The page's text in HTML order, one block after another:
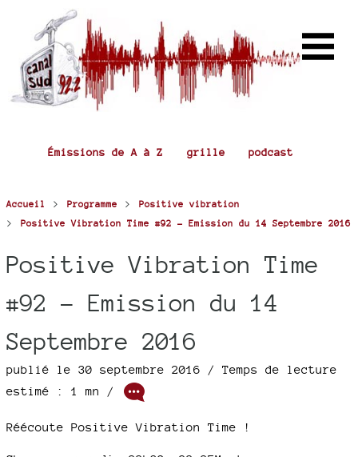
Émissions de A à Z grille podcast
Accueil > Programme > Positive vibration
> Positive Vibration Time #92 - Emission du 14 Septembre 2016
Positive Vibration Time
#92 - Emission du 14
Septembre 2016
publié le 30 septembre 2016 / Temps de lecture
estimé : 1 mn /
Réécoute Positive Vibration Time !